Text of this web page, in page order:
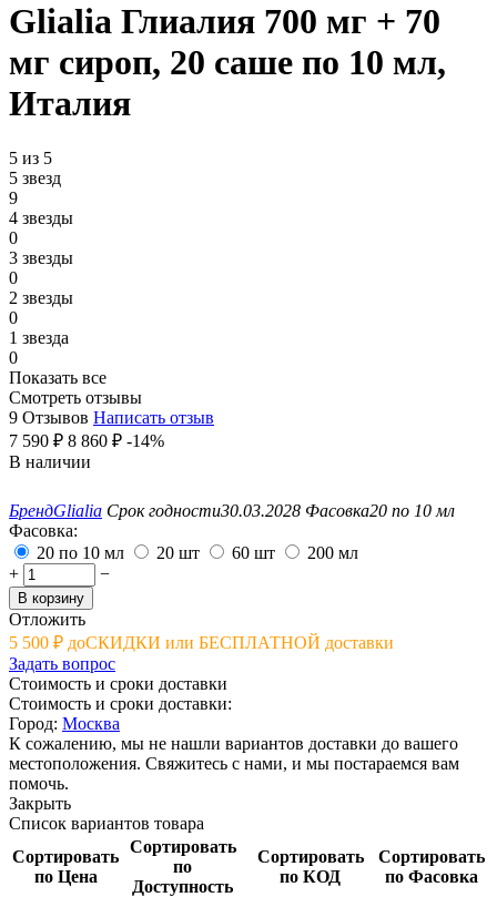
Glialia Глиалия 700 мг + 70
мг сироп, 20 саше по 10 мл,
Италия
5 из 5
5 звезд
9
4 звезды
0
3 звезды
0
2 звезды
0
1 звезда
0
Показать все
Смотреть отзывы
9 Отзывов Написать отзыв
7 590 ₽ 8 860 ₽ -14%
В наличии
БрендGlialia Срок годности30.03.2028 Фасовка20 по 10 мл
Фасовка:
20 по 10 мл
20 шт 60 шт
200 мл
+
−
В корзину
Отложить
5 500 ₽ доСКИДКИ или БЕСПЛАТНОЙ доставки
Задать вопрос
Стоимость и сроки доставки
Стоимость и сроки доставки:
Город: Москва
К сожалению, мы не нашли вариантов доставки до вашего
местоположения. Свяжитесь с нами, и мы постараемся вам
помочь.
Закрыть
Список вариантов товара
Сортировать
по Цена
Сортировать
по
Доступность
Сортировать
по КОД
Сортировать
по Фасовка